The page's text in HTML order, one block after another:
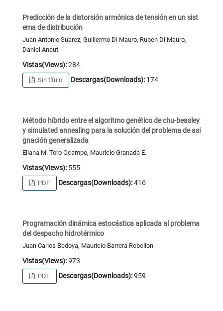
Predicción de la distorsión armónica de tensión en un sist
ema de distribución
Juan Antonio Suarez, Guillermo Di Mauro, Ruben Di Mauro,
Daniel Anaut
Vistas(Views):284
Sin título Descargas(Downloads): 174
Método híbrido entre el algoritmo genético de chu-beasley
y simulated annealing para la solución del problema de asi
gnación generalizada
Eliana M. Toro Ocampo, Mauricio Granada E.
Vistas(Views):555
PDF Descargas(Downloads):416
Programación dinámica estocástica aplicada al problema
del despacho hidrotérmico
Juan Carlos Bedoya, Mauricio Barrera Rebellon
Vistas(Views):973
PDF Descargas(Downloads):959